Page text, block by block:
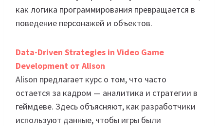
как логика программирования превращается в
поведение персонажей и объектов.
Data-Driven Strategies in Video Game
Development от Alison
Alison предлагает курс о том, что часто
остается за кадром — аналитика и стратегии в
геймдеве. Здесь объясняют, как разработчики
используют данные, чтобы игры были